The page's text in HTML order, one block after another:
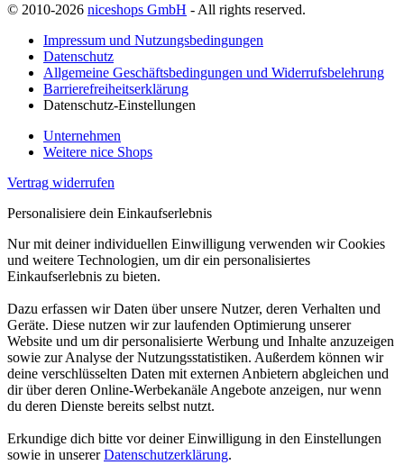
© 2010-2026 niceshops GmbH - All rights reserved.
Impressum und Nutzungsbedingungen
Datenschutz
Allgemeine Geschäftsbedingungen und Widerrufsbelehrung
Barrierefreiheitserklärung
Datenschutz-Einstellungen
Unternehmen
Weitere nice Shops
Vertrag widerrufen
Personalisiere dein Einkaufserlebnis
Nur mit deiner individuellen Einwilligung verwenden wir Cookies
und weitere Technologien, um dir ein personalisiertes
Einkaufserlebnis zu bieten.
Dazu erfassen wir Daten über unsere Nutzer, deren Verhalten und
Geräte. Diese nutzen wir zur laufenden Optimierung unserer
Website und um dir personalisierte Werbung und Inhalte anzuzeigen
sowie zur Analyse der Nutzungsstatistiken. Außerdem können wir
deine verschlüsselten Daten mit externen Anbietern abgleichen und
dir über deren Online-Werbekanäle Angebote anzeigen, nur wenn
du deren Dienste bereits selbst nutzt.
Erkundige dich bitte vor deiner Einwilligung in den Einstellungen
sowie in unsererDatenschutzerklärung.